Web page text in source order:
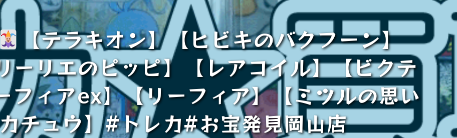
【テラキオン】【ヒビキのバクフーン】
ーリエのピッピ】【レアコイル】【ビクテ
ィアex】【リーフィア】【ミツルの思い
チュウ】#トレカ#お宝発見岡山店